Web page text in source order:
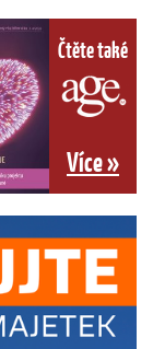
Čtěte také
Více »